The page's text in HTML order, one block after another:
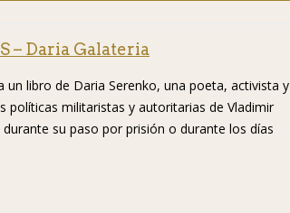
– Daria Galateria
libro de Daria Serenko, una poeta, activista y
políticas militaristas y autoritarias de Vladimir
su paso por prisión o durante los días